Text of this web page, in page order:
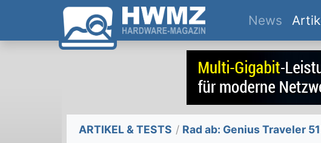
News
ARTIKEL & TESTS / Rad ab: Genius Traveler